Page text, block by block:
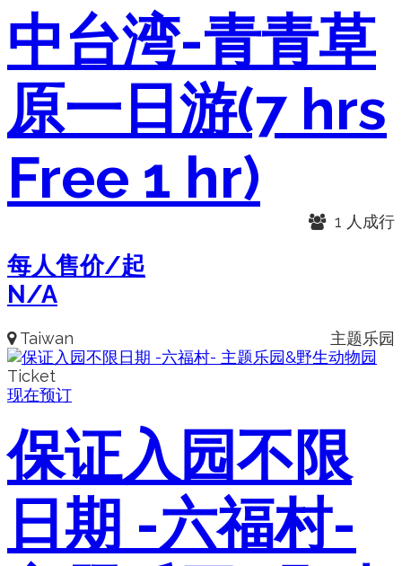
中台湾-青青草
原一日游(7 hrs
Free 1 hr)
1 人成行
每人售价/起
N/A
Taiwan
主题乐园
Ticket
现在预订
保证入园不限
日期 -六福村-